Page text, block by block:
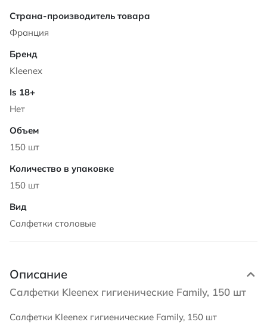
Характеристики
Франция
Kleenex
Нет
150 шт
150 шт
Салфетки столовые
Описание
Салфетки Kleenex гигиенические Family, 150 шт
Салфетки Kleenex гигиенические Family, 150 шт